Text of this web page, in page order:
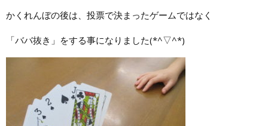
かくれんぼの後は、投票で決まったゲームではなく
「ババ抜き」をする事になりました(*^▽^*)